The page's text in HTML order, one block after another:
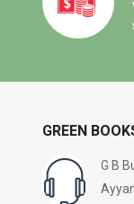
GREEN
G B